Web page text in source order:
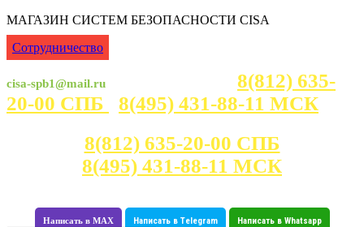
МАГАЗИН СИСТЕМ БЕЗОПАСНОСТИ CISA
Сотрудничество
cisa-spb1@mail.ru
8(812) 635-
20-00 СПБ
8(495) 431-88-11 МСК
8(812) 635-20-00 СПБ
8(495) 431-88-11 МСК
Написать в MAX Написать в Telegram Написать в Whatsapp